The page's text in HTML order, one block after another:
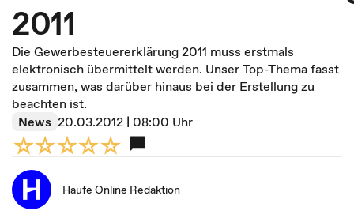
2011
Die Gewerbesteuererklärung 2011 muss erstmals
elektronisch übermittelt werden. Unser Top-Thema fasst
zusammen, was darüber hinaus bei der Erstellung zu
beachten ist.
News 20.03.2012 | 08:00 Uhr
Haufe Online Redaktion